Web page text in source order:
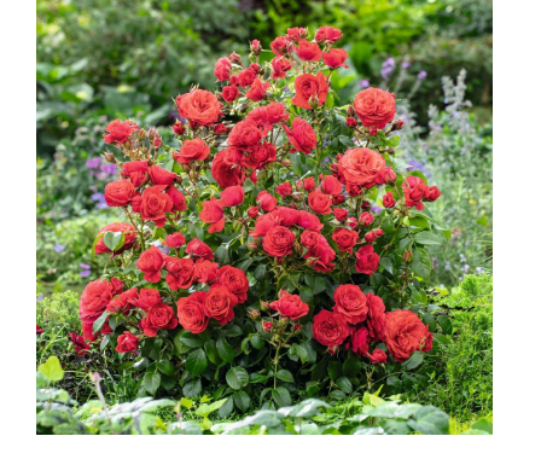
KOMPRESORI
BUŠAČ ZEMLJE
ČEONE/STRIŽNE KOSAČICE
PRSKALICA LEĐNA
PRSKALICE
PERAČ